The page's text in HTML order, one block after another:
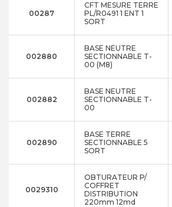
00287
CFT MESURE TERRE
PL/R0491 1 ENT 1
SORT
002880
BASE NEUTRE
SECTIONNABLE T-
00 (M8)
002882
BASE NEUTRE
SECTIONNABLE T-
00
002890
BASE TERRE
SECTIONNABLE 5
SORT
0029310
OBTURATEUR P/
COFFRET
DISTRIBUTION
220mm 12md